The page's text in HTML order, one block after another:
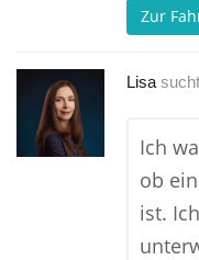
Zur
Lisa
Ich
ob
ist.